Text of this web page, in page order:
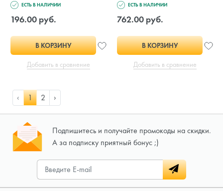
ЕСТЬ В НАЛИЧИИ
196.00 руб.
В КОРЗИНУ
Добавить в сравнение
ЕСТЬ В НАЛИЧИИ
762.00 руб.
В КОРЗИНУ
Добавить в сравнение
‹ 1 2 ›
Подпишитесь и получайте промокоды на скидки.
А за подписку приятный бонус ;)